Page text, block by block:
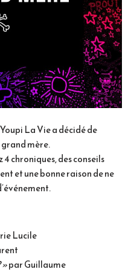
La Vie a décidé de
mère.
chroniques, des conseils
et une bonne raison de ne
Lucile
»par Guillaume